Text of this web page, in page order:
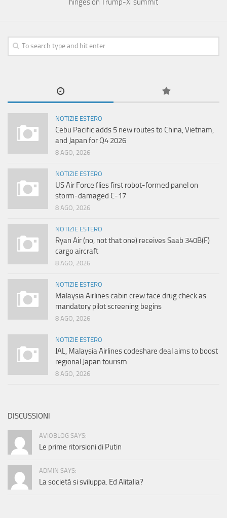
hinges on Trump-Xi summit
NOTIZIE ESTERO
Cebu Pacific adds 5 new routes to China, Vietnam,
and Japan for Q4 2026
8 AGO, 2026
NOTIZIE ESTERO
US Air Force flies first robot-formed panel on
storm-damaged C-17
8 AGO, 2026
NOTIZIE ESTERO
Ryan Air (no, not that one) receives Saab 340B(F)
cargo aircraft
8 AGO, 2026
NOTIZIE ESTERO
Malaysia Airlines cabin crew face drug check as
mandatory pilot screening begins
8 AGO, 2026
NOTIZIE ESTERO
JAL, Malaysia Airlines codeshare deal aims to boost
regional Japan tourism
8 AGO, 2026
DISCUSSIONI
AVIOBLOG SAYS:
Le prime ritorsioni di Putin
ADMIN SAYS:
La società si sviluppa. Ed Alitalia?